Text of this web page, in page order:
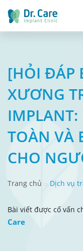
[HỎI ĐÁP
XƯƠNG
TOÀN VÀ
CHO
Trang chủ Dịch vụ
Bài viết được cố vấn
Care